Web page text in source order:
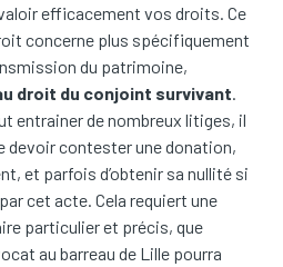
efficacement vos droits. Ce
concerne plus spécifiquement
du patrimoine,
droit du conjoint survivant
entrainer de nombreux litiges, il
devoir contester une donation,
et parfois d’obtenir sa nullité si
cet acte. Cela requiert une
particulier et précis, que
au barreau de Lille pourra